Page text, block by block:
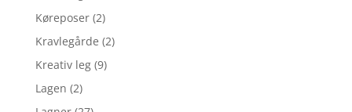
Køreposer (2)
Kravlegårde (2)
Kreativ leg (9)
Lagen (2)